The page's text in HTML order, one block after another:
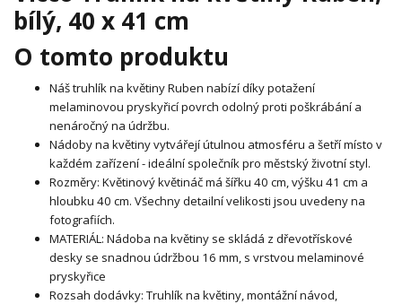
bílý, 40 x 41 cm
O tomto produktu
Náš truhlík na květiny Ruben nabízí díky potažení
melaminovou pryskyřicí povrch odolný proti poškrábání a
nenáročný na údržbu.
Nádoby na květiny vytvářejí útulnou atmosféru a šetří místo v
každém zařízení - ideální společník pro městský životní styl.
Rozměry: Květinový květináč má šířku 40 cm, výšku 41 cm a
hloubku 40 cm. Všechny detailní velikosti jsou uvedeny na
fotografiích.
MATERIÁL: Nádoba na květiny se skládá z dřevotřískové
desky se snadnou údržbou 16 mm, s vrstvou melaminové
pryskyřice
Rozsah dodávky: Truhlík na květiny, montážní návod,